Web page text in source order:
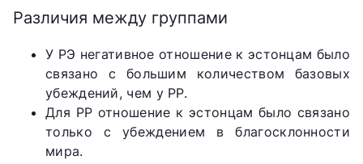
Различия между группами
У РЭ негативное отношение к эстонцам было
связано с большим количеством базовых
убеждений, чем у РР.
Для РР отношение к эстонцам было связано
только с убеждением в благосклонности
мира.